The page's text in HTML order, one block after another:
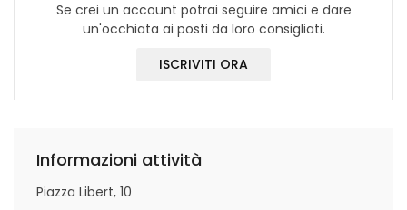
Se crei un account potrai seguire amici e dare
un'occhiata ai posti da loro consigliati.
ISCRIVITI ORA
Informazioni attività
Piazza Libert, 10